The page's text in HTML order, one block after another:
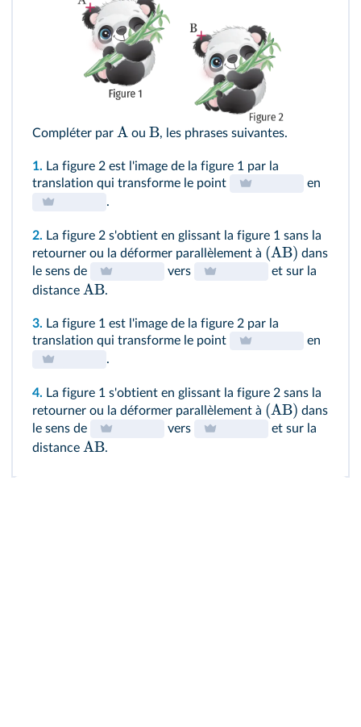
Compléter par A ou B, les phrases suivantes.
1. La figure 2 est l'image de la figure 1 par la
translation qui transforme le point
en
.
2. La figure 2 s'obtient en glissant la figure 1 sans la
retourner ou la déformer parallèlement à (AB) dans
le sens de
vers
et sur la
distance AB.
3. La figure 1 est l'image de la figure 2 par la
translation qui transforme le point
en
.
4. La figure 1 s'obtient en glissant la figure 2 sans la
retourner ou la déformer parallèlement à (AB) dans
le sens de
vers
et sur la
distance AB.